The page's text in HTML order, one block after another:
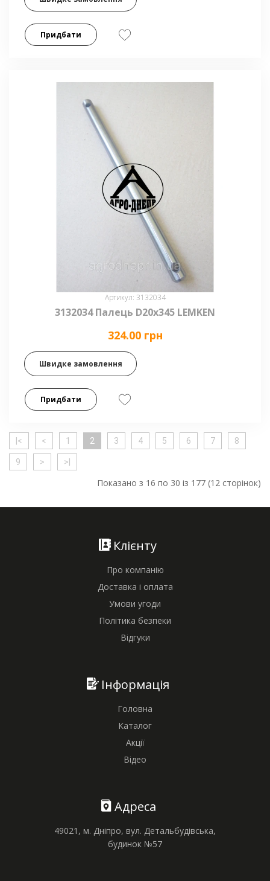
Придбати
Артикул: 3132034
3132034 Палець D20х345 LEMKEN
324.00 грн
Швидке замовлення
Придбати
|< < 1 2 3 4 5 6 7 8
9 > >|
Показано з 16 по 30 із 177 (12 сторінок)
Клієнту
Про компанію
Доставка і оплата
Умови угоди
Політика безпеки
Відгуки
Інформація
Головна
Каталог
Акції
Відео
Адреса
49021, м. Дніпро, вул. Детальбудівська,
будинок №57